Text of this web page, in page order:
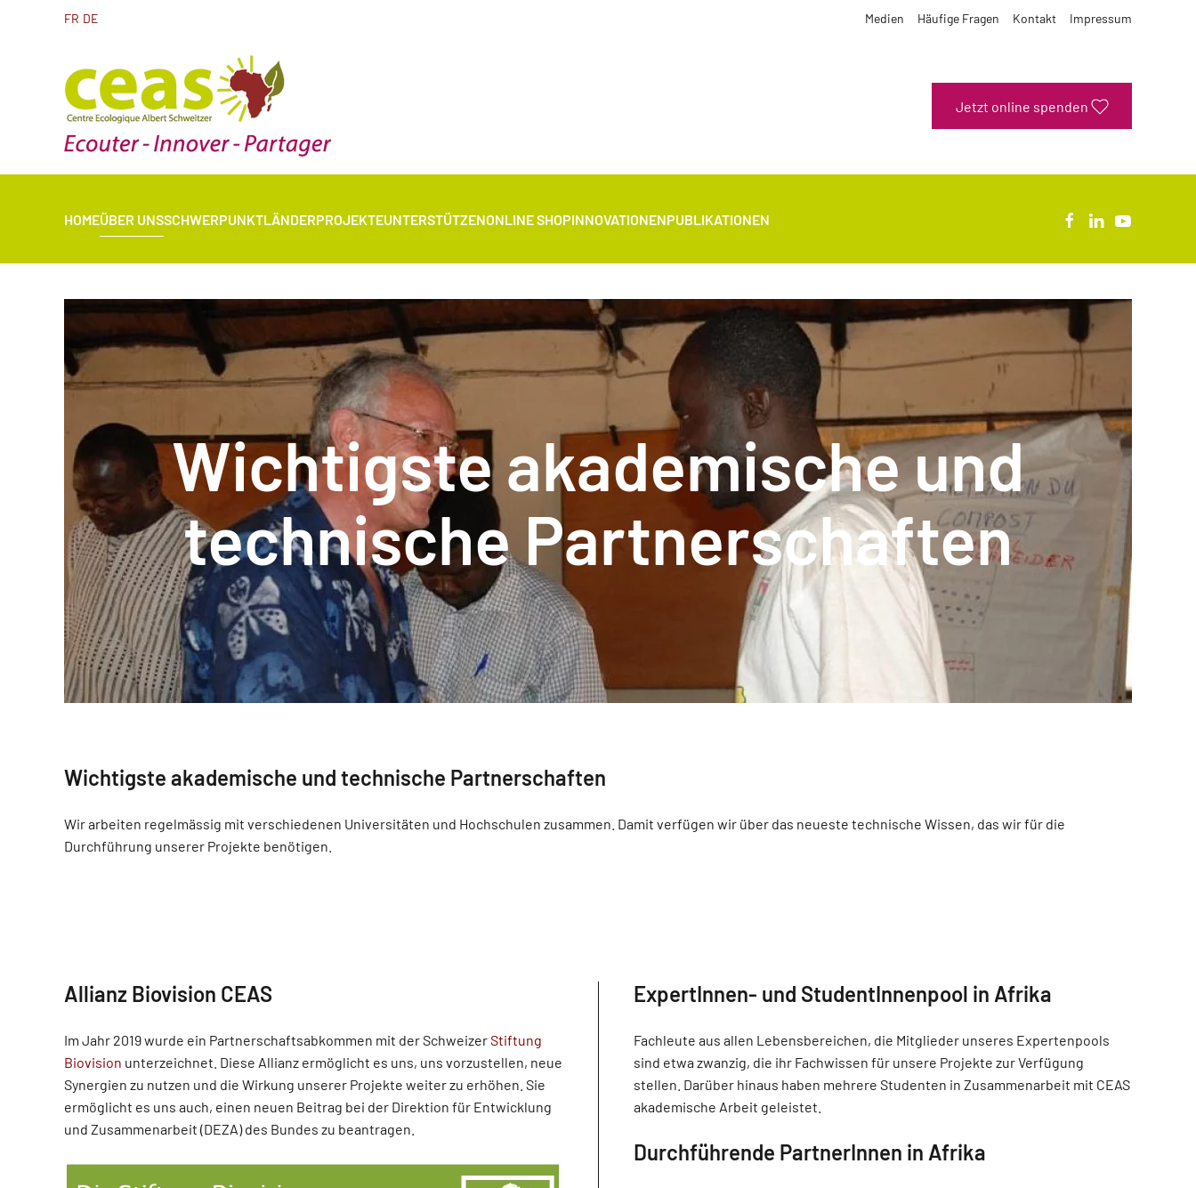
FR DE Medien Häufige Fragen Kontakt Impressum
Jetzt online spenden
HOMEÜBER UNSSCHWERPUNKTLÄNDERPROJEKTEUNTERSTÜTZENONLINE SHOPINNOVATIONENPUBLIKATIONEN
Wichtigste akademische und
technische Partnerschaften
Wichtigste akademische und technische Partnerschaften
Wir arbeiten regelmässig mit verschiedenen Universitäten und Hochschulen zusammen. Damit verfügen wir über das neueste technische Wissen, das wir für die
Durchführung unserer Projekte benötigen.
Allianz Biovision CEAS
Im Jahr 2019 wurde ein Partnerschaftsabkommen mit der SchweizerStiftung
Biovision unterzeichnet. Diese Allianz ermöglicht es uns, uns vorzustellen, neue
Synergien zu nutzen und die Wirkung unserer Projekte weiter zu erhöhen. Sie
ermöglicht es uns auch, einen neuen Beitrag bei der Direktion für Entwicklung
und Zusammenarbeit (DEZA) des Bundes zu beantragen.
ExpertInnen- und StudentInnenpool in Afrika
Fachleute aus allen Lebensbereichen, die Mitglieder unseres Expertenpools
sind etwa zwanzig, die ihr Fachwissen für unsere Projekte zur Verfügung
stellen. Darüber hinaus haben mehrere Studenten in Zusammenarbeit mit CEAS
akademische Arbeit geleistet.
Durchführende PartnerInnen in Afrika